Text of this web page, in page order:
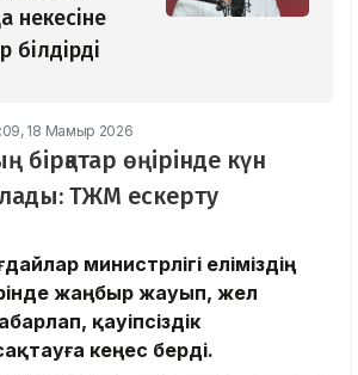
некесіне
білдірді
18 Мамыр 2026
бірқатар өңірінде күн
ТЖМ ескерту
министрлігі еліміздің
жаңбыр жауып, жел
қауіпсіздік
кеңес берді.